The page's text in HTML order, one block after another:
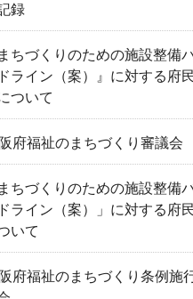
録
ちづくりのための施設整備
ライン（案）』に対する府
ついて
府福祉のまちづくり審議会
ちづくりのための施設整備
ライン（案）」に対する府
いて
府福祉のまちづくり条例施